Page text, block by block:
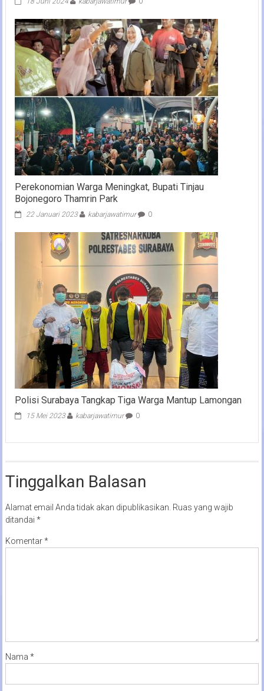
Perekonomian Warga Meningkat, Bupati Tinjau
Bojonegoro Thamrin Park
22 Januari 2023 kabarjawatimur 0
Polisi Surabaya Tangkap Tiga Warga Mantup Lamongan
15 Mei 2023 kabarjawatimur 0
Tinggalkan Balasan
Alamat email Anda tidak akan dipublikasikan. Ruas yang wajib
ditandai *
Komentar*
Nama *